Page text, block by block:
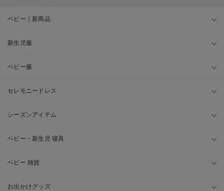
ベビー｜新商品
新生児服
ベビー服
セレモニードレス
シーズンアイテム
ベビー・新生児 寝具
ベビー 雑貨
お出かけグッズ